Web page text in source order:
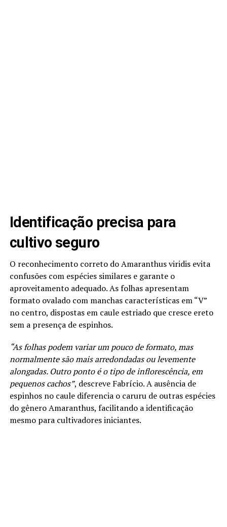
Identificação precisa para
cultivo seguro
O reconhecimento correto do Amaranthus viridis evita
confusões com espécies similares e garante o
aproveitamento adequado. As folhas apresentam
formato ovalado com manchas características em “V”
no centro, dispostas em caule estriado que cresce ereto
sem a presença de espinhos.
“As folhas podem variar um pouco de formato, mas
normalmente são mais arredondadas ou levemente
alongadas. Outro ponto é o tipo de inflorescência, em
pequenos cachos”, descreve Fabrício. A ausência de
espinhos no caule diferencia o caruru de outras espécies
do gênero Amaranthus, facilitando a identificação
mesmo para cultivadores iniciantes.